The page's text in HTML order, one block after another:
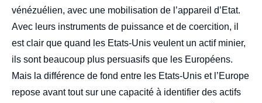
vénézuélien, avec une mobilisation de l’appareil d’Etat.
Avec leurs instruments de puissance et de coercition, il
est clair que quand les Etats-Unis veulent un actif minier,
ils sont beaucoup plus persuasifs que les Européens.
Mais la différence de fond entre les Etats-Unis et l’Europe
repose avant tout sur une capacité à identifier des actifs